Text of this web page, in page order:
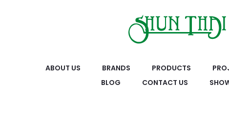
ABOUT US BRANDS PRODUCTS
BLOG
CONTACT US